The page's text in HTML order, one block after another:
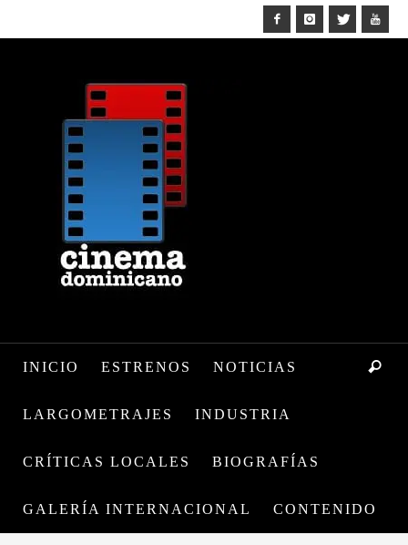
INICIO ESTRENOS NOTICIAS
LARGOMETRAJES INDUSTRIA
CRÍTICAS LOCALES BIOGRAFÍAS
GALERÍA INTERNACIONAL CONTENIDO